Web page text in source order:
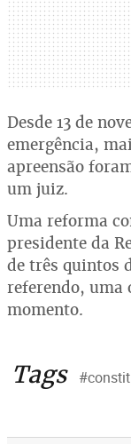
Desde 13 de
emergência,
apreensão
um juiz.
Uma reforma
presidente da
de três quintos
referendo, uma
momento.
Tags